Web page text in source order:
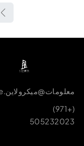
معلومات@ميكرولاين.ae
(+971)
505232023